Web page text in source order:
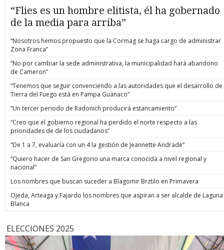
“Flies es un hombre elitista, él ha gobernado
de la media para arriba”
“Nosotros hemos propuesto que la Cormag se haga cargo de administrar
Zona Franca”
“No por cambiar la sede administrativa, la municipalidad hará abandono
de Cameron”
“Tenemos que seguir convenciendo a las autoridades que el desarrollo de
Tierra del Fuego está en Pampa Guanaco”
“Un tercer periodo de Radonich producirá estancamiento”
“Creo que el gobierno regional ha perdido el norte respecto a las
prioridades de de los ciudadanos”
“De 1 a 7, evaluaría con un 4 la gestión de Jeannette Andrade”
“Quiero hacer de San Gregorio una marca conocida a nivel regional y
nacional”
Los nombres que buscan suceder a Blagomir Brztilo en Primavera
Ojeda, Arteaga y Fajardo los nombres que aspiran a ser alcalde de Laguna
Blanca
ELECCIONES 2025